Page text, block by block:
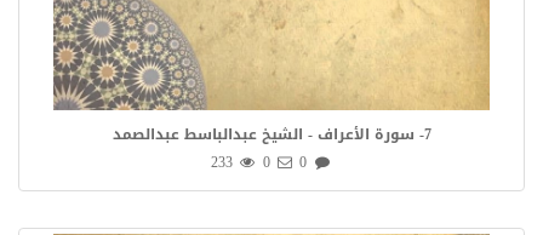
7- سورة الأعراف - الشيخ عبدالباسط عبدالصمد
0
0
233